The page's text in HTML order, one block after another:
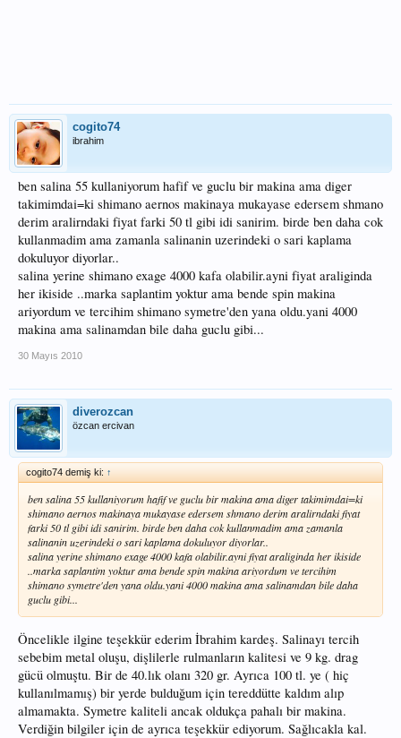
cogito74
ibrahim
ben salina 55 kullaniyorum hafif ve guclu bir makina ama diger
takimimdai=ki shimano aernos makinaya mukayase edersem shmano
derim aralirndaki fiyat farki 50 tl gibi idi sanirim. birde ben daha cok
kullanmadim ama zamanla salinanin uzerindeki o sari kaplama
dokuluyor diyorlar..
salina yerine shimano exage 4000 kafa olabilir.ayni fiyat araliginda
her ikiside ..marka saplantim yoktur ama bende spin makina
ariyordum ve tercihim shimano symetre'den yana oldu.yani 4000
makina ama salinamdan bile daha guclu gibi...
30 Mayıs 2010
diverozcan
özcan ercivan
cogito74 demiş ki: ↑
ben salina 55 kullaniyorum hafif ve guclu bir makina ama diger takimimdai=ki
shimano aernos makinaya mukayase edersem shmano derim aralirndaki fiyat
farki 50 tl gibi idi sanirim. birde ben daha cok kullanmadim ama zamanla
salinanin uzerindeki o sari kaplama dokuluyor diyorlar..
salina yerine shimano exage 4000 kafa olabilir.ayni fiyat araliginda her ikiside
..marka saplantim yoktur ama bende spin makina ariyordum ve tercihim
shimano symetre'den yana oldu.yani 4000 makina ama salinamdan bile daha
guclu gibi...
Öncelikle ilgine teşekkür ederim İbrahim kardeş. Salinayı tercih
sebebim metal oluşu, dişlilerle rulmanların kalitesi ve 9 kg. drag
gücü olmuştu. Bir de 40.lık olanı 320 gr. Ayrıca 100 tl. ye ( hiç
kullanılmamış) bir yerde bulduğum için tereddütte kaldım alıp
almamakta. Symetre kaliteli ancak oldukça pahalı bir makina.
Verdiğin bilgiler için de ayrıca teşekkür ediyorum. Sağlıcakla kal.